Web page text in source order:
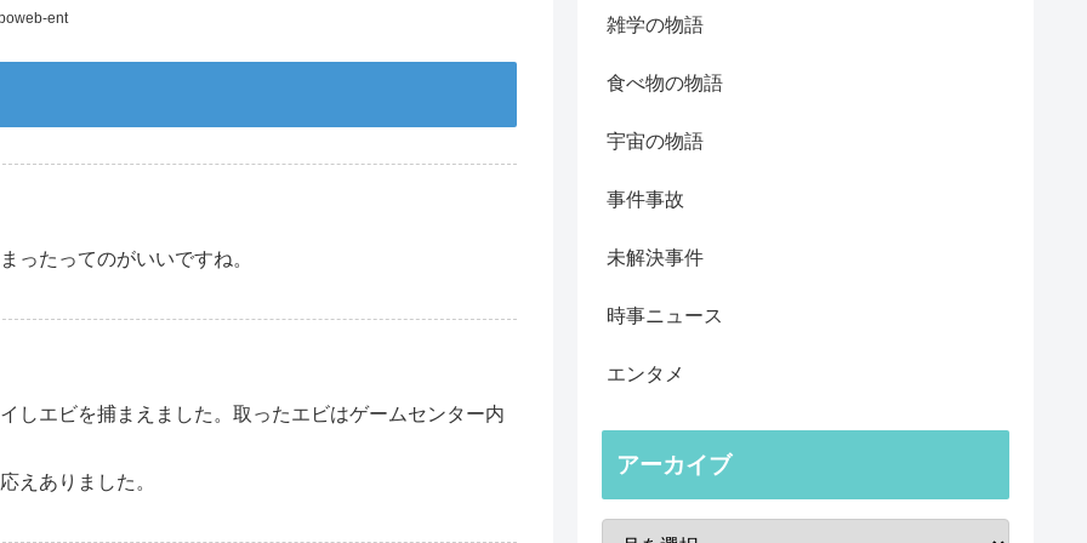
ent
ったってのがいいですね。
しエビを捕まえました。取ったエビはゲームセンター内
えありました。
雑学の物語
食べ物の物語
宇宙の物語
事件事故
未解決事件
時事ニュース
エンタメ
アーカイブ